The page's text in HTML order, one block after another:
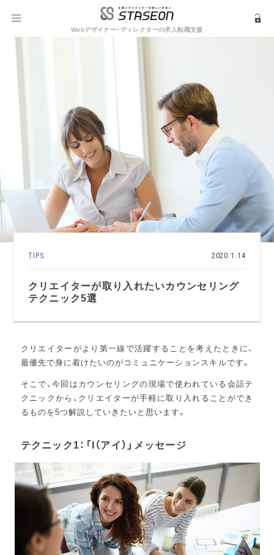
Webデザイナー・ディレクターの求人転職支援
TIPS 2020.1.14
クリエイターが取り入れたいカウンセリング
テクニック5選
クリエイターがより第一線で活躍することを考えたときに、
最優先で身に着けたいのがコミュニケーションスキルです。
そこで、今回はカウンセリングの現場で使われている会話テ
クニックから、クリエイターが手軽に取り入れることができ
るものを5つ解説していきたいと思います。
テクニック1：「I（アイ）」メッセージ